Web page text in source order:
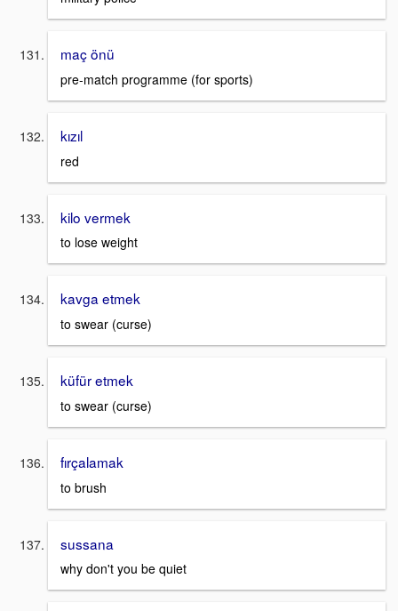
maç önü
pre-match programme (for sports)
kızıl
red
kilo vermek
to lose weight
kavga etmek
to swear (curse)
küfür etmek
to swear (curse)
fırçalamak
to brush
sussana
why don't you be quiet